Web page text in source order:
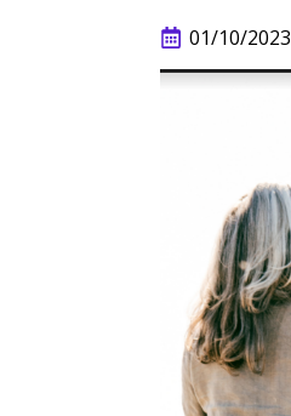
01/10/2023